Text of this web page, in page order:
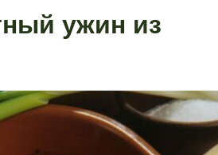
ужин из